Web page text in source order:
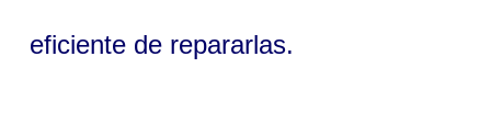
eficiente de repararlas.